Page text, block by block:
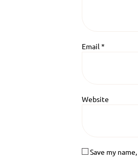
Email *
Website
Save my